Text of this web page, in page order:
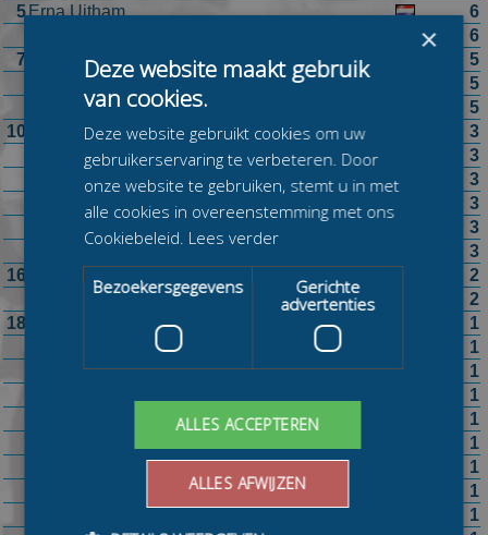
5Erna Uitham
6
6
7
Elma de Vries
5
Jenita Hulzebosch-Smit
5
Petra Moolhuizen
5
10
DaniÃ«lle Bekkering
3
Foske Tamar van der Wal
3
Lilian van Tol
3
Maria Sterk
3
3
3
16
2
Petra Grimbergen
2
18
1
Annemarie Hoogkamp
1
Bianca Bakker
1
1
Francesca Lollobrigida
1
1
1
1
1
×
Deze website maakt gebruik
van cookies.
Deze website gebruikt cookies om uw
gebruikerservaring te verbeteren. Door
onze website te gebruiken, stemt u in met
alle cookies in overeenstemming met ons
Cookiebeleid. Lees verder
Bezoekersgegevens
Gerichte
advertenties
ALLES ACCEPTEREN
ALLES AFWIJZEN